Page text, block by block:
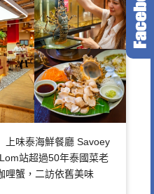
上味泰海鮮餐廳 Savoey
站超過50年泰國菜老
哩蟹，二訪依舊美味